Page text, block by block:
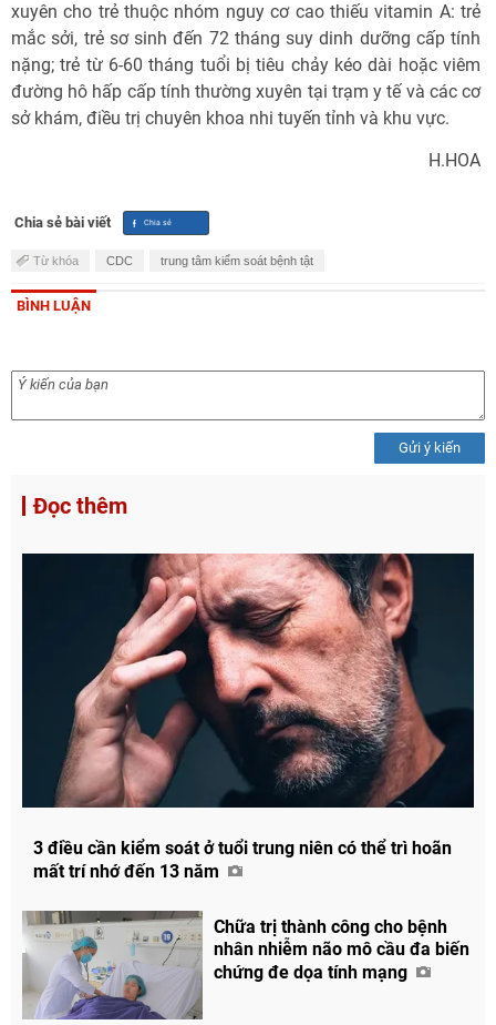
xuyên cho trẻ thuộc nhóm nguy cơ cao thiếu vitamin A: trẻ
mắc sởi, trẻ sơ sinh đến 72 tháng suy dinh dưỡng cấp tính
nặng; trẻ từ 6-60 tháng tuổi bị tiêu chảy kéo dài hoặc viêm
đường hô hấp cấp tính thường xuyên tại trạm y tế và các cơ
sở khám, điều trị chuyên khoa nhi tuyến tỉnh và khu vực.
H.HOA
Chia sẻ bài viết
Từ khóa CDC trung tâm kiểm soát bệnh tật
BÌNH LUẬN
Gửi ý kiến
Đọc thêm
3 điều cần kiểm soát ở tuổi trung niên có thể trì hoãn
mất trí nhớ đến 13 năm
Chữa trị thành công cho bệnh
nhân nhiễm não mô cầu đa biến
chứng đe dọa tính mạng